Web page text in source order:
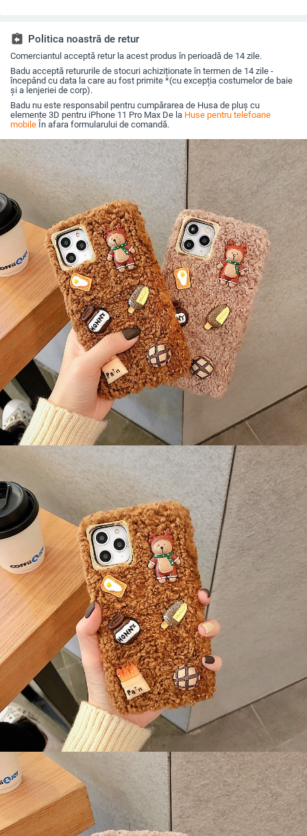
(Pro/Max)
assignment_return Politica noastră de retur
Comerciantul acceptă retur la acest produs în perioadă de 14 zile.
Badu acceptă retururile de stocuri achiziționate în termen de 14 zile -
începând cu data la care au fost primite *(cu excepția costumelor de baie
și a lenjeriei de corp).
Badu nu este responsabil pentru cumpărarea de Husa de pluș cu
elemente 3D pentru iPhone 11 Pro Max De la Huse pentru telefoane
mobile În afara formularului de comandă.